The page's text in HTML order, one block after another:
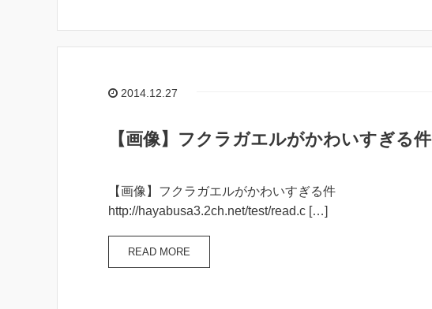
2014.12.27
【画像】フクラガエルがかわいすぎる件
【画像】フクラガエルがかわいすぎる件
http://hayabusa3.2ch.net/test/read.c […]
READ MORE